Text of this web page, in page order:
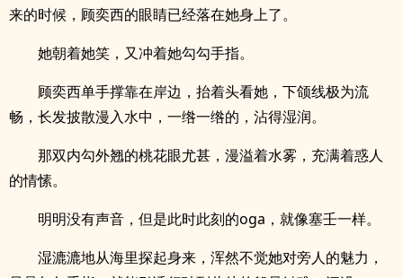
来的时候，顾奕西的眼睛已经落在她身上了。
她朝着她笑，又冲着她勾勾手指。
顾奕西单手撑靠在岸边，抬着头看她，下颌线极为流
畅，长发披散漫入水中，一绺一绺的，沾得湿润。
那双内勾外翘的桃花眼尤甚，漫溢着水雾，充满着惑人
的情愫。
明明没有声音，但是此时此刻的oga，就像塞壬一样。
湿漉漉地从海里探起身来，浑然不觉她对旁人的魅力，